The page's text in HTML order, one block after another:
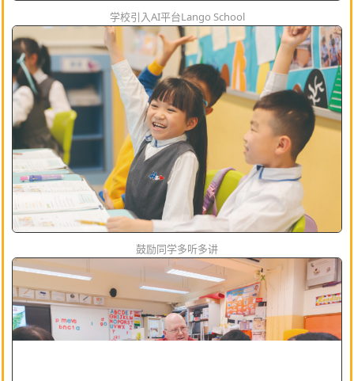
学校引入AI平台Lango School
鼓励同学多听多讲